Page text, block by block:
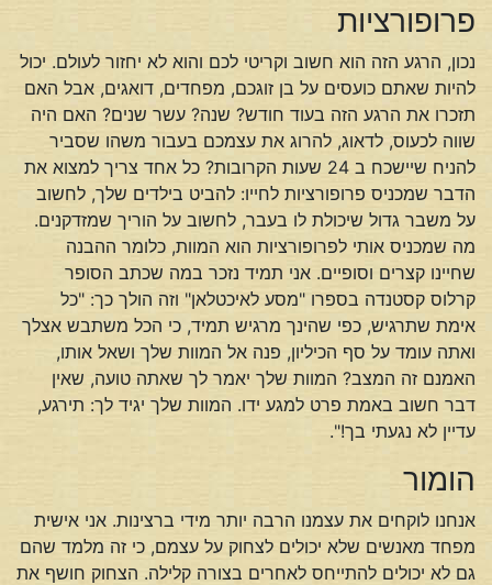
פרופורציות
נכון, הרגע הזה הוא חשוב וקריטי לכם והוא לא יחזור לעולם. יכול
להיות שאתם כועסים על בן זוגכם, מפחדים, דואגים, אבל האם
תזכרו את הרגע הזה בעוד חודש? שנה? עשר שנים? האם היה
שווה לכעוס, לדאוג, להרוג את עצמכם בעבור משהו שסביר
להניח שיישכח ב 24 שעות הקרובות? כל אחד צריך למצוא את
הדבר שמכניס פרופורציות לחייו: להביט בילדים שלך, לחשוב
על משבר גדול שיכולת לו בעבר, לחשוב על הוריך שמזדקנים.
מה שמכניס אותי לפרופורציות הוא המוות, כלומר ההבנה
שחיינו קצרים וסופיים. אני תמיד נזכר במה שכתב הסופר
קרלוס קסטנדה בספרו "מסע לאיכטלאן" וזה הולך כך: "כל
אימת שתרגיש, כפי שהינך מרגיש תמיד, כי הכל משתבש אצלך
ואתה עומד על סף הכיליון, פנה אל המוות שלך ושאל אותו,
האמנם זה המצב? המוות שלך יאמר לך שאתה טועה, שאין
דבר חשוב באמת פרט למגע ידו. המוות שלך יגיד לך: תירגע,
עדיין לא נגעתי בך!".
הומור
אנחנו לוקחים את עצמנו הרבה יותר מידי ברצינות. אני אישית
מפחד מאנשים שלא יכולים לצחוק על עצמם, כי זה מלמד שהם
גם לא יכולים להתייחס לאחרים בצורה קלילה. הצחוק חושף את